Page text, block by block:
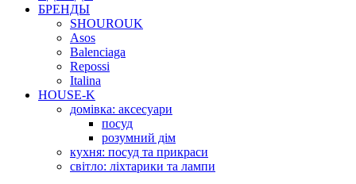
БРЕНДЫ
SHOUROUK
Asos
Balenciaga
Repossi
Italina
HOUSE-K
домівка: аксесуари
посуд
розумний дім
кухня: посуд та прикраси
світло: ліхтарики та лампи